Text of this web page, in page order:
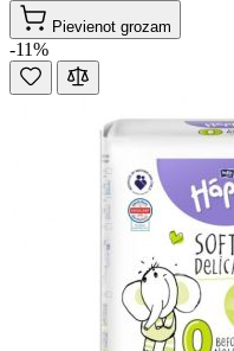
Pievienot grozam
-11%